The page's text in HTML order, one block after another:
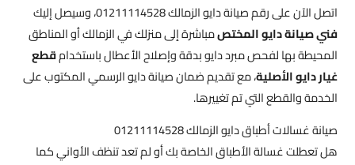
اتصل الآن على رقم صيانة دايو الزمالك 01211114528، وسيصل إليك
فني صيانة دايو المختصمباشرة إلى منزلك في الزمالك أو المناطق
المحيطة بها لفحص مبرد دايو بدقة وإصلاح الأعطال باستخدامقطع
غيار دايو الأصلية، مع تقديم ضمان صيانة دايو الرسمي المكتوب على
الخدمة والقطع التي تم تغييرها.
صيانة غسالات أطباق دايو الزمالك 01211114528
هل تعطلت غسالة الأطباق الخاصة بك أو لم تعد تنظف الأواني كما